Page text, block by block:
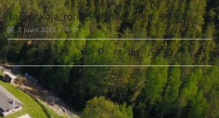
Taevaskoja_rong_Peetrike_demo
7. juuni 2022 / 0